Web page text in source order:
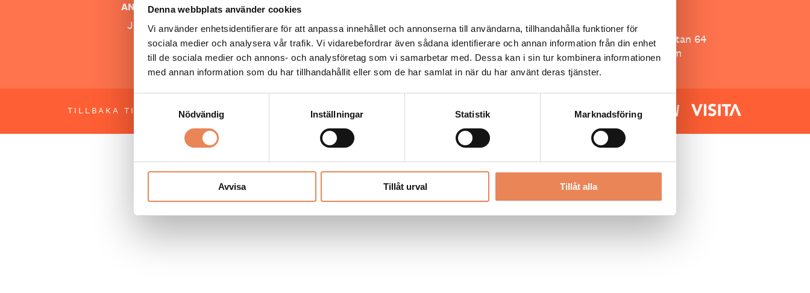
Denna webbplats använder cookies
Vi använder enhetsidentifierare för att anpassa innehållet och annonserna till användarna, tillhandahålla funktioner för
sociala medier och analysera vår trafik. Vi vidarebefordrar även sådana identifierare och annan information från din enhet
till de sociala medier och annons- och analysföretag som vi samarbetar med. Dessa kan i sin tur kombinera informationen
med annan information som du har tillhandahållit eller som de har samlat in när du har använt deras tjänster.
Nödvändig
Inställningar Statistik Marknadsföring
Avvisa Tillåt urval Tillåt alla
ANSVARIG UTGIVARE
Jonas Siljhammar
Allt material på besoksliv.se är skyddat
enligt lagen om upphovsrätt.
Besöksliv
Spoon, Brännkyrkagatan 64
118 23 Stockholm
TILLBAKA TILL TOPPEN OM BESÖKSLIV PRENUMERERA ANNONSERA